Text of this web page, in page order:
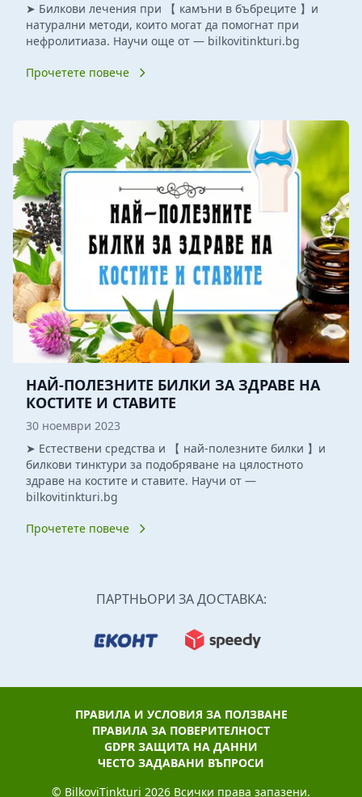
➤ Билкови лечения при 【 камъни в бъбреците 】и
натурални методи, които могат да помогнат при
нефролитиаза. Научи още от — bilkovitinkturi.bg
Прочетете повече
НАЙ-ПОЛЕЗНИТЕ БИЛКИ ЗА ЗДРАВЕ НА
КОСТИТЕ И СТАВИТЕ
30 ноември 2023
➤ Естествени средства и 【 най-полезните билки 】и
билкови тинктури за подобряване на цялостното
здраве на костите и ставите. Научи от —
bilkovitinkturi.bg
Прочетете повече
ПАРТНЬОРИ ЗА ДОСТАВКА:
ПРАВИЛА И УСЛОВИЯ ЗА ПОЛЗВАНЕ
ПРАВИЛА ЗА ПОВЕРИТЕЛНОСТ
GDPR ЗАЩИТА НА ДАННИ
ЧЕСТО ЗАДАВАНИ ВЪПРОСИ
© BilkoviTinkturi 2026 Всички права запазени.